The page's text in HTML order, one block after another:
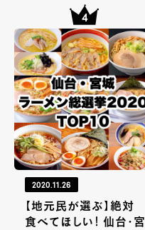
2020.11.26
【地元民が選ぶ】絶対
食べてほしい！ 仙台・宮